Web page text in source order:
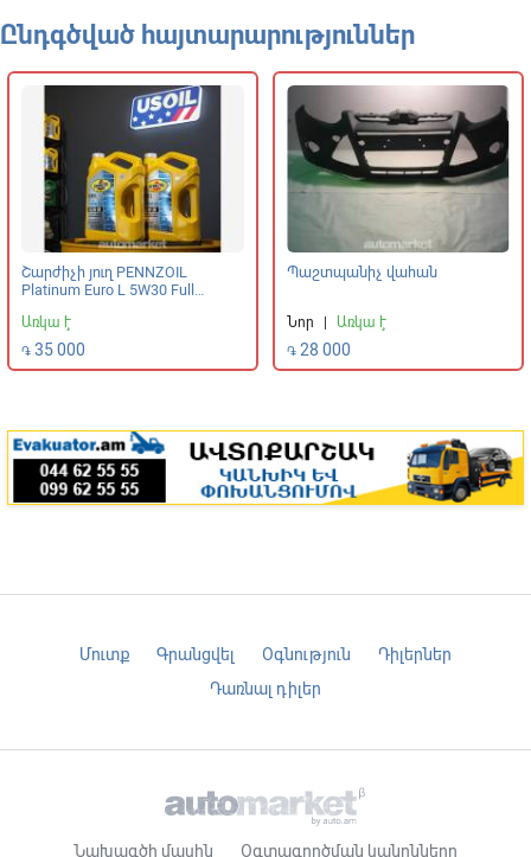
Ընդգծված հայտարարություններ
Շարժիչի յուղ PENNZOIL
Platinum Euro L 5W30 Full
Առկա է
֏ 35 000
Պաշտպանիչ վահան
Նոր | Առկա է
֏ 28 000
Մուտք Գրանցվել Օգնություն
Դիլերներ
Դառնալ դիլեր
Նախագծի մասին Օգտագործման կանոնները